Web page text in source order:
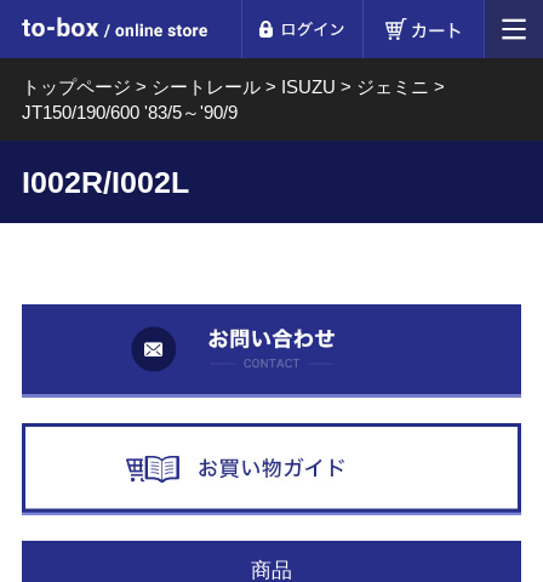
to-box online store
トップページ > シートレール> ISUZU > ジェミニ >
JT150/190/600 '83/5～'90/9
I002R/I002L
商品